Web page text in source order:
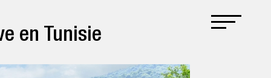
en Tunisie